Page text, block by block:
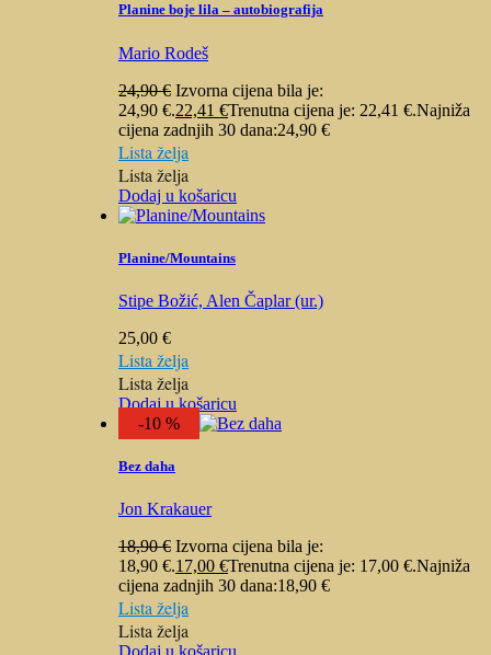
Planine boje lila – autobiografija
Mario Rodeš
24,90€ Izvorna cijena bila je:
24,90 €.22,41 €Trenutna cijena je: 22,41 €.Najniža
cijena zadnjih 30 dana:24,90 €
Lista želja
Lista želja
Dodaj u košaricu
Planine/Mountains
Stipe Božić, Alen Čaplar (ur.)
25,00 €
Lista želja
Lista želja
Dodaj u košaricu
-10 %
Bez daha
Jon Krakauer
18,90€ Izvorna cijena bila je:
18,90 €.17,00 €Trenutna cijena je: 17,00 €.Najniža
cijena zadnjih 30 dana:18,90 €
Lista želja
Lista želja